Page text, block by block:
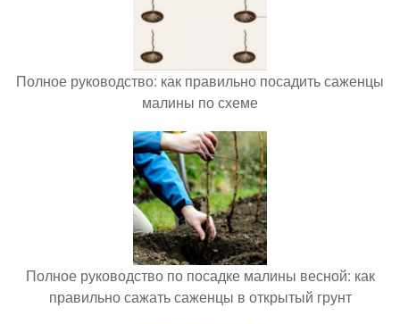
Полное руководство: как правильно посадить саженцы
малины по схеме
Полное руководство по посадке малины весной: как
правильно сажать саженцы в открытый грунт